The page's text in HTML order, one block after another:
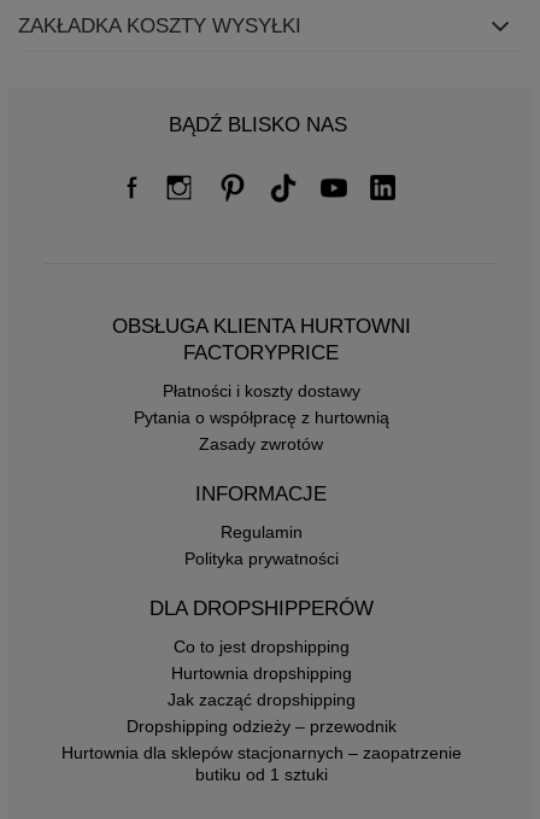
ZAKŁADKA KOSZTY WYSYŁKI
BĄDŹ BLISKO NAS
OBSŁUGA KLIENTA HURTOWNI
FACTORYPRICE
Płatności i koszty dostawy
Pytania o współpracę z hurtownią
Zasady zwrotów
INFORMACJE
Regulamin
Polityka prywatności
DLA DROPSHIPPERÓW
Co to jest dropshipping
Hurtownia dropshipping
Jak zacząć dropshipping
Dropshipping odzieży – przewodnik
Hurtownia dla sklepów stacjonarnych – zaopatrzenie
butiku od 1 sztuki